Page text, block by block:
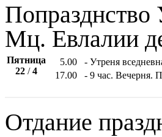
Попразднство
Мц. Евлалии
Пятница
22 /4
5.00
- Утреня
17.00
- 9 час. Вечерня.
Отдание